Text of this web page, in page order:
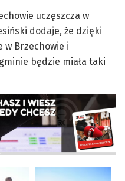
uczęszcza w
dodaje, że dzięki
w Brzechowie i
będzie miała taki